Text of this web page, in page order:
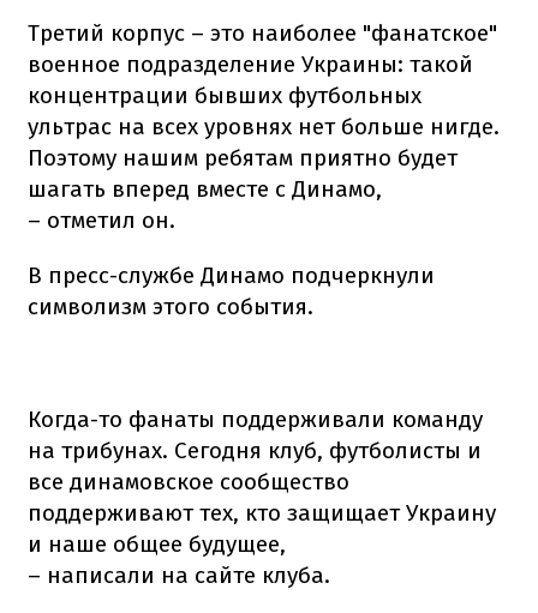
Третий корпус – это наиболее "фанатское"
военное подразделение Украины: такой
концентрации бывших футбольных
ультрас на всех уровнях нет больше нигде.
Поэтому нашим ребятам приятно будет
шагать вперед вместе с Динамо,
– отметил он.
В пресс-службе Динамо подчеркнули
символизм этого события.
Когда-то фанаты поддерживали команду
на трибунах. Сегодня клуб, футболисты и
все динамовское сообщество
поддерживают тех, кто защищает Украину
и наше общее будущее,
– написали на сайте клуба.